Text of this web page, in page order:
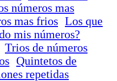
números mas
mas frios Los que
mis números?
Trios de números
Quintetos de
repetidas